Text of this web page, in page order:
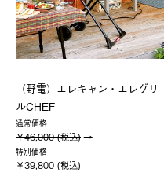
（野電）エレキャン・エレグリ
ルCHEF
通常価格
￥46,000 (税込)
特別価格
￥39,800 (税込)